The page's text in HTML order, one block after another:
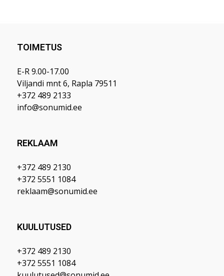
TOIMETUS
E-R 9.00-17.00
Viljandi mnt 6, Rapla 79511
+372 489 2133
info@sonumid.ee
REKLAAM
+372 489 2130
+372 5551 1084
reklaam@sonumid.ee
KUULUTUSED
+372 489 2130
+372 5551 1084